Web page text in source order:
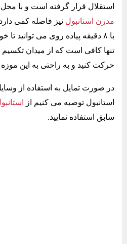
استقلال قرار گرفته است و با
مدرن استانبول نیز فاصله کمی
با ۸ دقیقه پیاده روی می توانید
تنها کافی است که از میدان
حرکت کنید و به راحتی به این
در صورت تمایل به استفاده از
استانبول توصیه می کنیم از
سابق استفاده نمایید.